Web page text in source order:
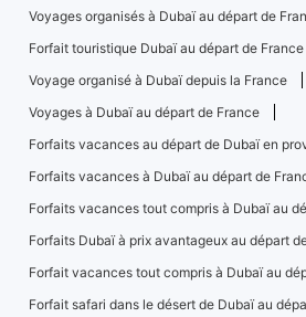
Voyages organisés à Dubaï au départ de
Forfait touristique Dubaï au départ de France
Voyage organisé à Dubaï depuis la France
Voyages à Dubaï au départ de France
Forfaits vacances au départ de Dubaï en
Forfaits vacances à Dubaï au départ de
Forfaits vacances tout compris à Dubaï au
Forfaits Dubaï à prix avantageux au départ
Forfait vacances tout compris à Dubaï au
Forfait safari dans le désert de Dubaï au